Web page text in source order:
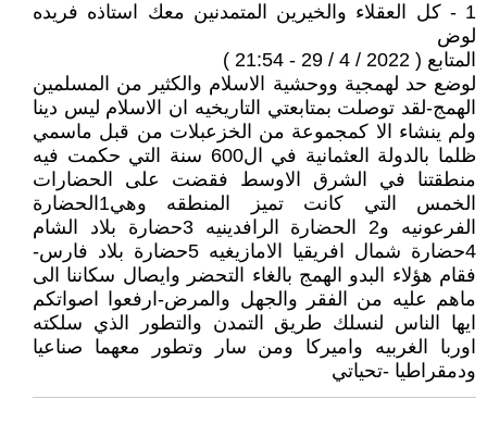
1 - كل العقلاء والخيرين المتمدنين معك استاذه فريده
لوض
المتابع ( 2022 / 4 / 29 - 21:54 )
لوضع حد لهمجية ووحشية الاسلام والكثير من المسلمين
الهمج-لقد توصلت بمتابعتي التاريخيه ان الاسلام ليس دينا
ولم ينشاء الا كمجموعة من الخزعبلات من قبل ماسمي
ظلما بالدولة العثمانية في ال600 سنة التي حكمت فيه
منطقتنا في الشرق الاوسط فقضت على الحضارات
الخمس التي كانت تميز المنطقه وهي1الحضارة
الفرعونيه و2 الحضارة الرافدينيه 3حضارة بلاد الشام
4حضارة شمال افريقيا الامازيغيه 5حضارة بلاد فارس-
فقام هؤلاء البدو الهمج بالغاء التحضر وايصال سكاننا الى
ماهم عليه من الفقر والجهل والمرض-ارفعوا اصواتكم
ايها الناس لنسلك طريق التمدن والتطور الذي سلكته
اوربا الغربيه واميركا ومن سار وتطور معهما صناعيا
ودمقراطيا -تحياتي